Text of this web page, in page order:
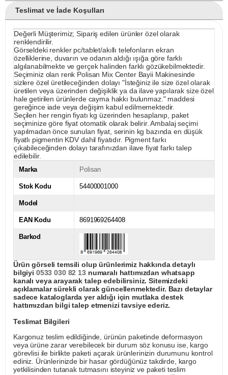
Teslimat ve İade Koşulları
Değerli Müşterimiz; Sipariş edilen ürünler özel olarak
renklendirilir.
Görseldeki renkler pc/tablet/akıllı telefonların ekran
özelliklerine, duvarın ve odanın aldığı ışığa göre farklı
algılanabilmekte ve gerçek halinden farklı gözükebilmektedir.
Seçiminiz olan renk Polisan Mix Center Bayii Makinesinde
sizlere özel üretileceğinden dolayı "İsteğiniz ile size özel olarak
üretilen veya üzerinden değişiklik ya da ilave yapılarak size özel
hale getirilen ürünlerde cayma hakkı bulunmaz." maddesi
gereğince iade veya değişim kabul edilmemektedir.
Seçilen her rengin fiyatı kg üzerinden hesaplanıp, paket
seçiminize göre fiyat otomatik olarak belirir. Ambalaj seçimi
yapılmadan önce sunulan fiyat, serinin kg bazında en düşük
fiyatlı pigmentin KDV dahil fiyatıdır. Pigment farkı
çıkabileceğinden dolayı tarafınızdan ilave fiyat farkı talep
edilebilir.
Marka Polisan
Stok Kodu 54400001000
Model
EAN Kodu 8691969264408
Barkod
Ürün görseli temsili olup ürünlerimiz hakkında detaylı
bilgiyi 0533 030 82 13numaralı hattımızdan whatsapp
kanalı veya arayarak talep edebilirsiniz. Sitemizdeki
açıklamalar sürekli olarak güncellenmektedir. Bazı detaylar
sadece kataloglarda yer aldığı için mutlaka destek
hattımızdan bilgi talep etmenizi tavsiye ederiz.
Teslimat Bilgileri
Kargonuz teslim edildiğinde, ürünün paketinde deformasyon
veya ürüne zarar verebilecek bir durum söz konusu ise, kargo
görevlisi ile birlikte paketi açarak ürünlerinizin durumunu kontrol
ediniz. Ürünlerinizde bir hasar gördüğünüz takdirde, kargo
yetkilisinden tutanak tutmasını isteyiniz ve paketi teslim